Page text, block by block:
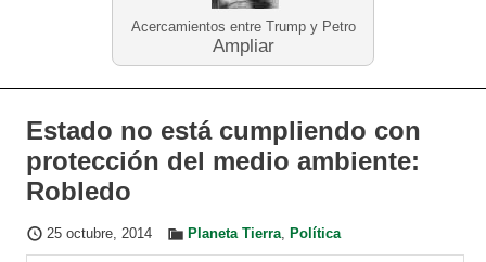
Acercamientos entre Trump y Petro
Ampliar
Estado no está cumpliendo con
protección del medio ambiente:
Robledo
25 octubre, 2014 Planeta Tierra, Política